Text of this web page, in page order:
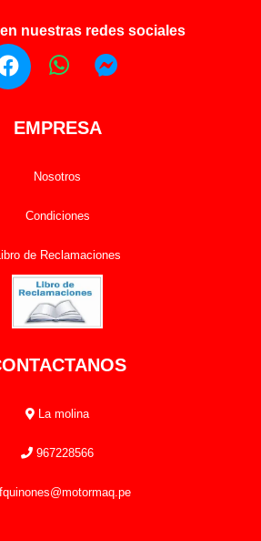
nuestras redes sociales
EMPRESA
Nosotros
Condiciones
de Reclamaciones
La molina
967228566
fquinones@motormaq.pe